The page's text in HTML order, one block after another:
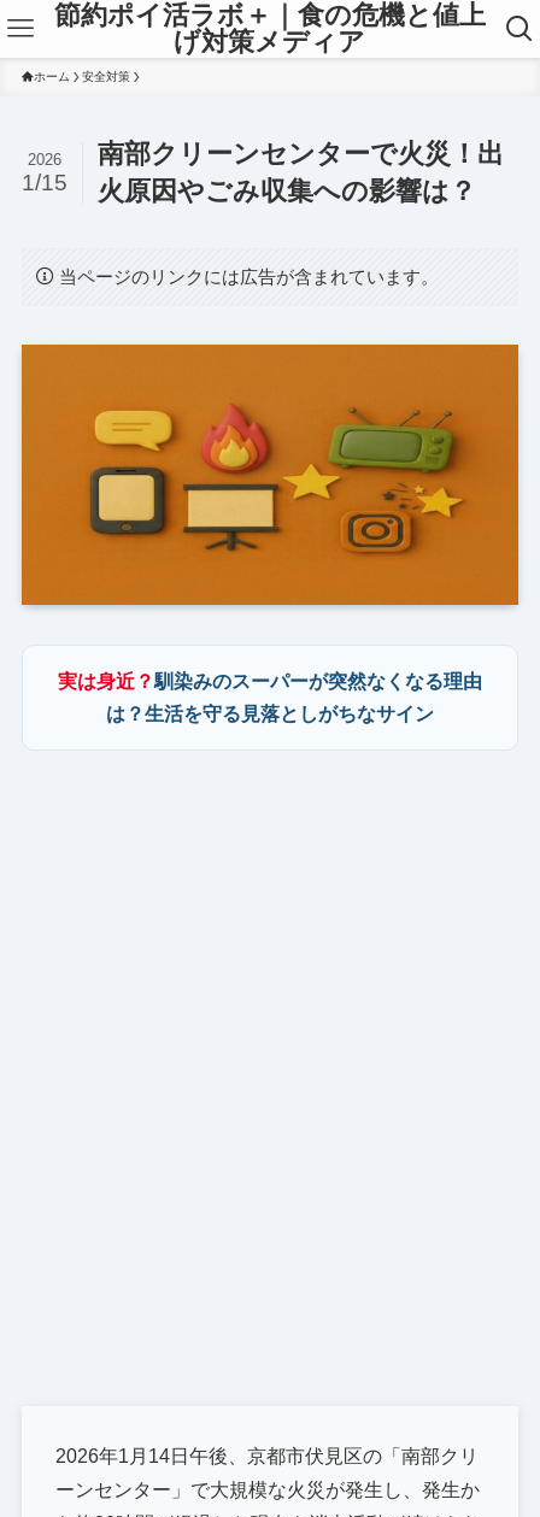
節約ポイ活ラボ＋｜食の危機と値上
げ対策メディア
ホーム 安全対策
南部クリーンセンターで火災！出
火原因やごみ収集への影響は？
2026
1/15
当ページのリンクには広告が含まれています。
実は身近？馴染みのスーパーが突然なくなる理由
は？生活を守る見落としがちなサイン
2026年1月14日午後、京都市伏見区の「南部クリ
ーンセンター」で大規模な火災が発生し、発生か